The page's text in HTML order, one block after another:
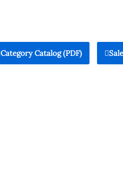
Category Catalog (PDF)